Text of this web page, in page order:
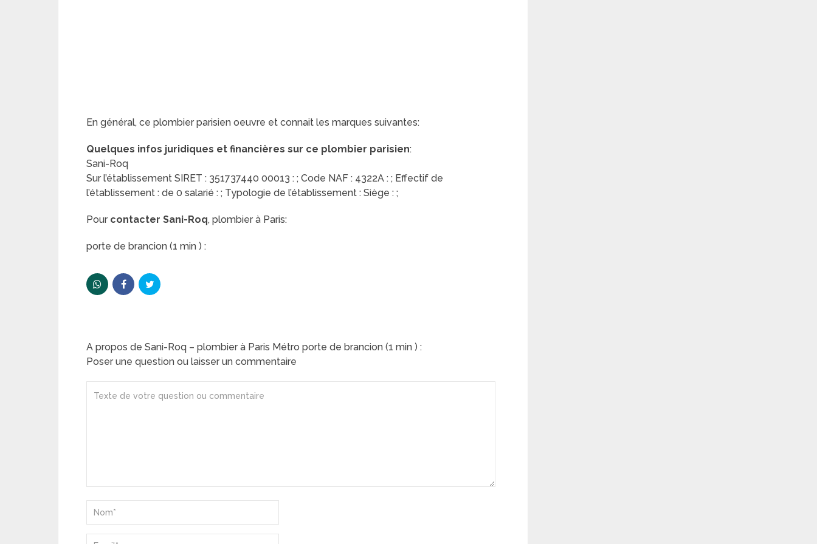
En général, ce plombier parisien oeuvre et connait les marques suivantes:
Quelques infos juridiques et financières sur ce plombier parisien:
Sani-Roq
Sur l’établissement SIRET : 351737440 00013 : ; Code NAF : 4322A : ; Effectif de
l’établissement : de 0 salarié : ; Typologie de l’établissement : Siège : ;
Pour contacter Sani-Roq, plombier à Paris:
porte de brancion (1 min ) :
A propos de Sani-Roq – plombier à Paris Métro porte de brancion (1 min ) :
Poser une question ou laisser un commentaire